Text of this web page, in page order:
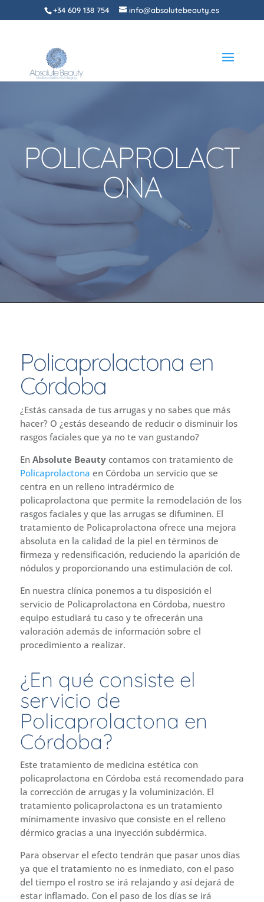
+34 609 138 754 info@absolutebeauty.es
POLICAPROLACT
ONA
Policaprolactona en
Córdoba
¿Estás cansada de tus arrugas y no sabes que más
hacer? O ¿estás deseando de reducir o disminuir los
rasgos faciales que ya no te van gustando?
En Absolute Beautycontamos con tratamiento de
Policaprolactona en Córdoba un servicio que se
centra en un relleno intradérmico de
policaprolactona que permite la remodelación de los
rasgos faciales y que las arrugas se difuminen. El
tratamiento de Policaprolactona ofrece una mejora
absoluta en la calidad de la piel en términos de
firmeza y redensificación, reduciendo la aparición de
nódulos y proporcionando una estimulación de col.
En nuestra clínica ponemos a tu disposición el
servicio de Policaprolactona en Córdoba, nuestro
equipo estudiará tu caso y te ofrecerán una
valoración además de información sobre el
procedimiento a realizar.
¿En qué consiste el
servicio de
Policaprolactona en
Córdoba?
Este tratamiento de medicina estética con
policaprolactona en Córdoba está recomendado para
la corrección de arrugas y la voluminización. El
tratamiento policaprolactona es un tratamiento
mínimamente invasivo que consiste en el relleno
dérmico gracias a una inyección subdérmica.
Para observar el efecto tendrán que pasar unos días
ya que el tratamiento no es inmediato, con el paso
del tiempo el rostro se irá relajando y así dejará de
estar inflamado. Con el paso de los días se irá